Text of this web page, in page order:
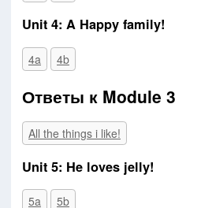
Unit 4: A Happy family!
4a 4b
Ответы к Module 3
All the things i like!
Unit 5: He loves jelly!
5a 5b